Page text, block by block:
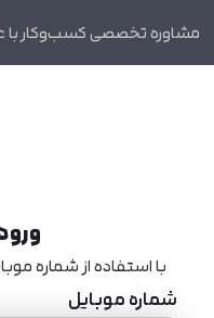
مشاوره تخصصی کسب‌وکار
با استفاده از شماره
شماره موبایل